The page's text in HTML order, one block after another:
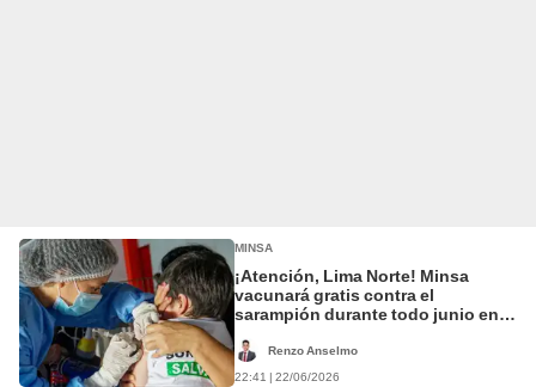
MINSA
¡Atención, Lima Norte! Minsa
vacunará gratis contra el
sarampión durante todo junio en
Renzo Anselmo
22:41 | 22/06/2026